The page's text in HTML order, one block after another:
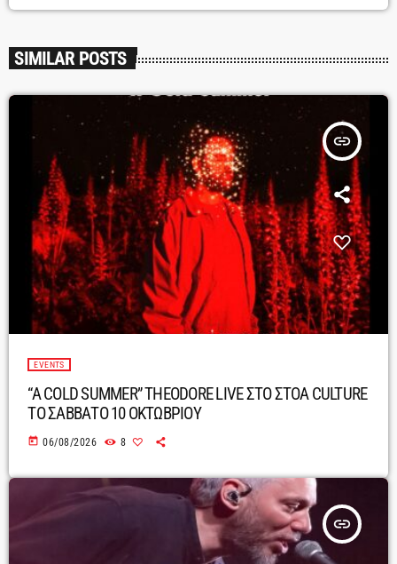
SIMILAR POSTS
insert_link
EVENTS
“A COLD SUMMER” THEODORE LIVE ΣΤΟ ΣΤΟΑ CULTURE
ΤΟ ΣΑΒΒΑΤΟ 10 ΟΚΤΩΒΡΙΟΥ
today 06/08/2026 8
insert_link